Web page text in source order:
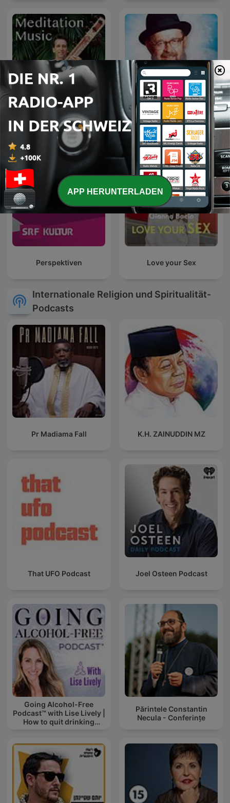
Sitar Meditation Music Toras Avigdor
Perspektiven Love your Sex
Internationale Religion und Spiritualität-
Podcasts
Pr Madiama Fall K.H. ZAINUDDIN MZ
That UFO Podcast Joel Osteen Podcast
Going Alcohol-Free
Podcast™ with Lise Lively |
How to quit drinking
Părintele Constantin
Necula - Conferințe
APP HERUNTERLADEN